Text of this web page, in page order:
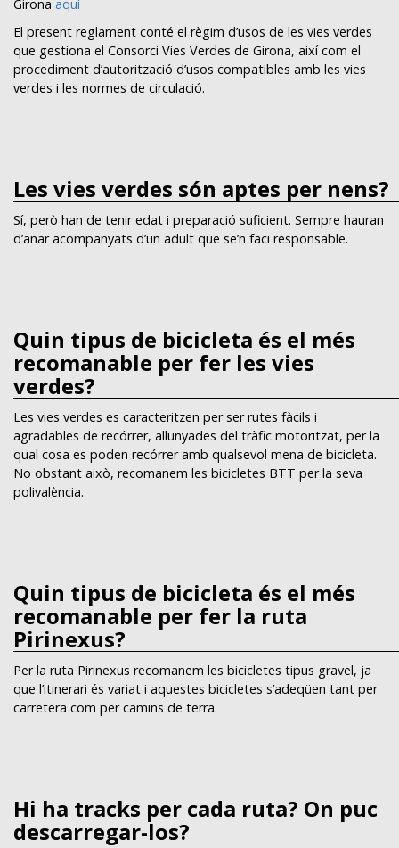
Girona aquí
El present reglament conté el règim d’usos de les vies verdes
que gestiona el Consorci Vies Verdes de Girona, així com el
procediment d’autorització d’usos compatibles amb les vies
verdes i les normes de circulació.
Les vies verdes són aptes per nens?
Sí, però han de tenir edat i preparació suficient. Sempre hauran
d’anar acompanyats d’un adult que se’n faci responsable.
Quin tipus de bicicleta és el més
recomanable per fer les vies
verdes?
Les vies verdes es caracteritzen per ser rutes fàcils i
agradables de recórrer, allunyades del tràfic motoritzat, per la
qual cosa es poden recórrer amb qualsevol mena de bicicleta.
No obstant això, recomanem les bicicletes BTT per la seva
polivalència.
Quin tipus de bicicleta és el més
recomanable per fer la ruta
Pirinexus?
Per la ruta Pirinexus recomanem les bicicletes tipus gravel, ja
que l’itinerari és variat i aquestes bicicletes s’adeqüen tant per
carretera com per camins de terra.
Hi ha tracks per cada ruta? On puc
descarregar-los?